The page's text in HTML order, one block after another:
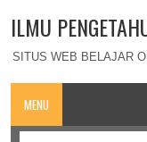
ILMU
SITUS WEB BELAJAR
MENU